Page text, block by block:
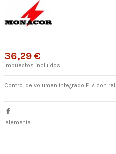
36,29 €
Impuestos incluidos
Control de volumen integrado ELA con
alemania